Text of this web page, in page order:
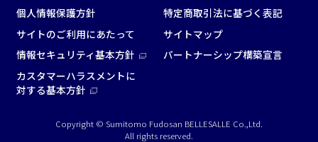
個人情報保護方針
特定商取引法に基づく表記
サイトのご利用にあたって
サイトマップ
情報セキュリティ基本方針
パートナーシップ構築宣言
カスタマーハラスメントに
対する基本方針
Copyright © Sumitomo Fudosan BELLESALLE Co.,Ltd.
All rights reserved.